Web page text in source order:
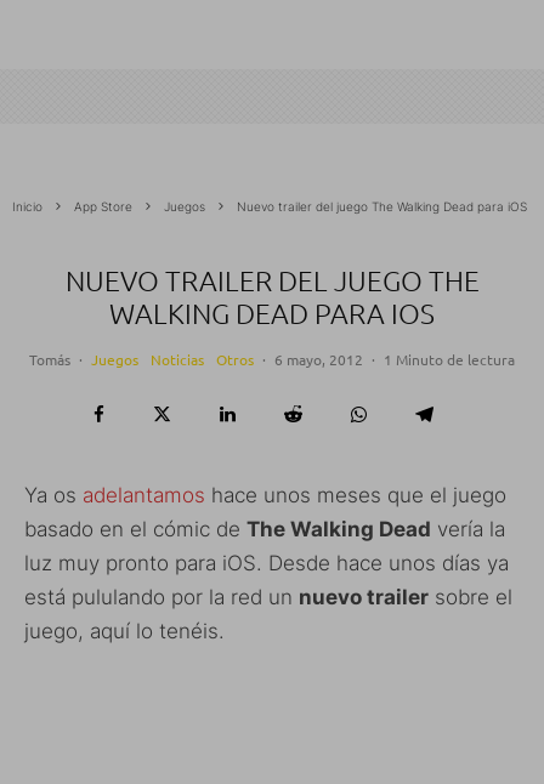
Inicio App Store Juegos Nuevo trailer del juego The Walking Dead para iOS
NUEVO TRAILER DEL JUEGO THE
WALKING DEAD PARA IOS
Tomás · Juegos Noticias Otros · 6 mayo, 2012 · 1 Minuto de lectura
Ya os adelantamos hace unos meses que el juego
basado en el cómic de The Walking Dead vería la
luz muy pronto para iOS. Desde hace unos días ya
está pululando por la red un nuevo trailer sobre el
juego, aquí lo tenéis.